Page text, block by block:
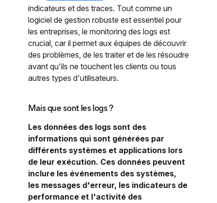
indicateurs et des traces. Tout comme un
logiciel de gestion robuste est essentiel pour
les entreprises, le monitoring des logs est
crucial, car il permet aux équipes de découvrir
des problèmes, de les traiter et de les résoudre
avant qu'ils ne touchent les clients ou tous
autres types d'utilisateurs.
Mais que sont les logs ?
Les données des logs sont des
informations qui sont générées par
différents systèmes et applications lors
de leur exécution. Ces données peuvent
inclure les événements des systèmes,
les messages d'erreur, les indicateurs de
performance et l'activité des